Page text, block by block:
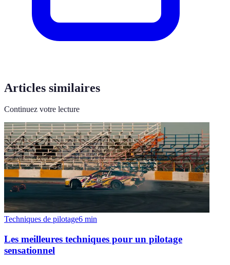
Articles similaires
Continuez votre lecture
Techniques de pilotage6 min
Les meilleures techniques pour un pilotage
sensationnel